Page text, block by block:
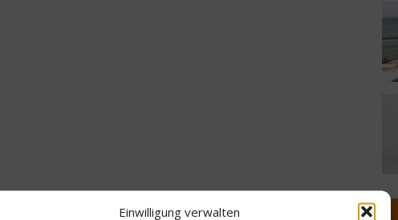
Einwilligung verwalten